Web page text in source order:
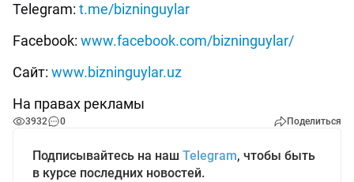
Telegram: t.me/bizninguylar
Facebook: www.facebook.com/bizninguylar/
Сайт: www.bizninguylar.uz
На правах рекламы
3932 0 Поделиться
Подписывайтесь на наш Telegram, чтобы быть
в курсе последних новостей.